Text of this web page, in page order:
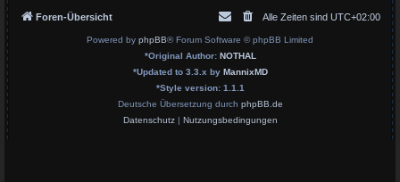
Foren-Übersicht Alle Zeiten sind UTC+02:00
Powered by phpBB® Forum Software © phpBB Limited
*Original Author: NOTHAL
*Updated to 3.3.x by MannixMD
*Style version: 1.1.1
Deutsche Übersetzung durch phpBB.de
Datenschutz| Nutzungsbedingungen